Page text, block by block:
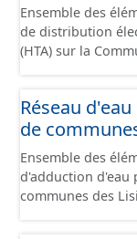
Ensemble des
de distribution
(HTA) sur la
distribution,
support.
Réseau
de
Ensemble des
d'adduction d'eau
communes des